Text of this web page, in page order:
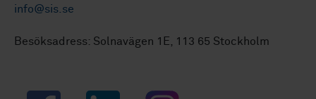
info@sis.se
Besöksadress: Solnavägen 1E, 113 65 Stockholm